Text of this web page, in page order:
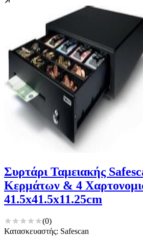
Συρτάρι Ταμειακής
Κερμάτων & 4
41.5x41.5x11.25cm
(0)
Κατασκευαστής: Safescan